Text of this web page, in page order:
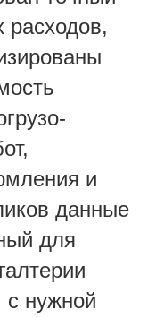
расходов,
и
данные
для
с нужной